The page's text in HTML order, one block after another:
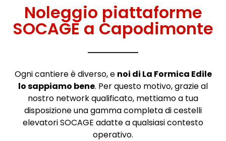
Noleggio piattaforme
SOCAGE a Capodimonte
Ogni cantiere è diverso, e noi di La Formica Edile
lo sappiamo bene. Per questo motivo, grazie al
nostro network qualificato, mettiamo a tua
disposizione una gamma completa di cestelli
elevatori SOCAGE adatte a qualsiasi contesto
operativo.